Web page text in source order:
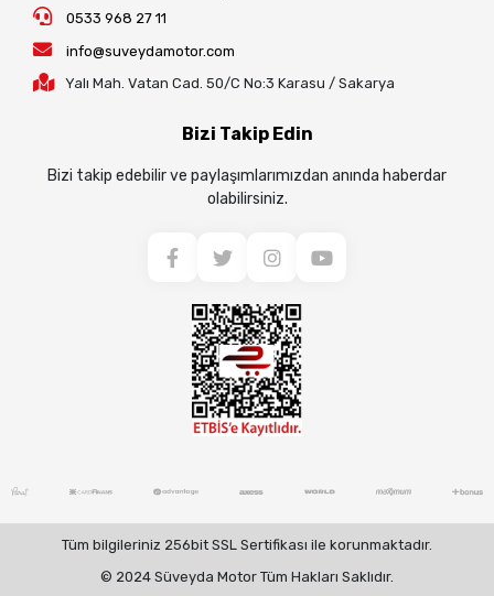
0533 968 27 11
info@suveydamotor.com
Yalı Mah. Vatan Cad. 50/C No:3 Karasu / Sakarya
Bizi Takip Edin
Bizi takip edebilir ve paylaşımlarımızdan anında haberdar
olabilirsiniz.
Tüm bilgileriniz 256bit SSL Sertifikası ile korunmaktadır.
© 2024 Süveyda Motor Tüm Hakları Saklıdır.